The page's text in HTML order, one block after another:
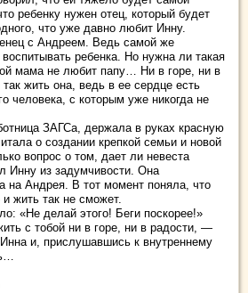
ребенку нужен отец, который будет
что уже давно любит Инну.
с Андреем. Ведь самой же
ребенка. Но нужна ли такая
мама не любит папу… Ни в горе, ни в
жить она, ведь в ее сердце есть
человека, с которым уже никогда не
ЗАГСа, держала в руках красную
о создании крепкой семьи и новой
вопрос о том, дает ли невеста
Инну из задумчивости. Она
на Андрея. В тот момент поняла, что
и жить так не сможет.
«Не делай этого! Беги поскорее!»
с тобой ни в горе, ни в радости, —
Инна и, прислушавшись к внутреннему